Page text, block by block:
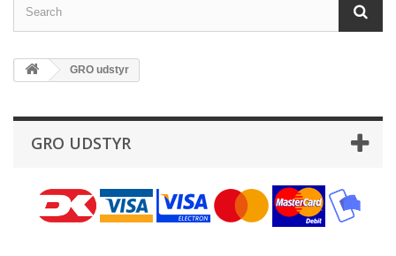
GRO udstyr
GRO UDSTYR